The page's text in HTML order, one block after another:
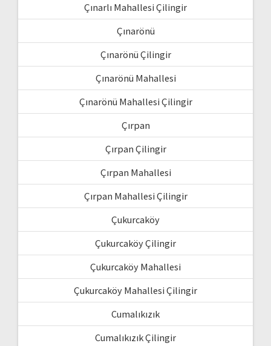
Çınarlı Mahallesi Çilingir
Çınarönü
Çınarönü Çilingir
Çınarönü Mahallesi
Çınarönü Mahallesi Çilingir
Çırpan
Çırpan Çilingir
Çırpan Mahallesi
Çırpan Mahallesi Çilingir
Çukurcaköy
Çukurcaköy Çilingir
Çukurcaköy Mahallesi
Çukurcaköy Mahallesi Çilingir
Cumalıkızık
Cumalıkızık Çilingir